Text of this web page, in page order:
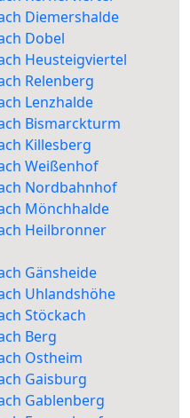
Diemershalde
Dobel
Heusteigviertel
Relenberg
Lenzhalde
Bismarckturm
Killesberg
Weißenhof
Nordbahnhof
Mönchhalde
Heilbronner
Gänsheide
Uhlandshöhe
Stöckach
Berg
Ostheim
Gaisburg
Gablenberg